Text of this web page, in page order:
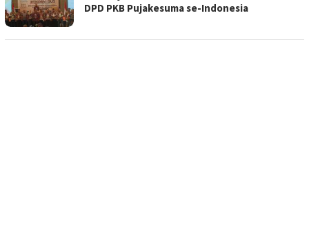
DPD PKB Pujakesuma se-Indonesia